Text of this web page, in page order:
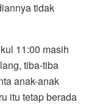
tidak
11:00 masih
tiba-tiba
anak-anak
itu tetap berada